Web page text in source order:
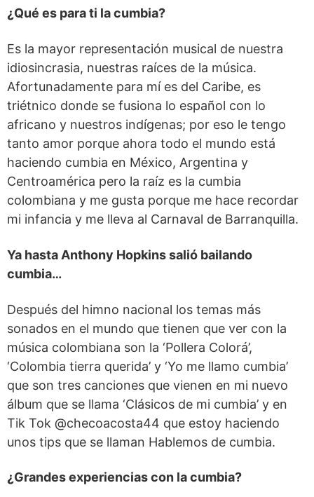
¿Qué es para ti la cumbia?
Es la mayor representación musical de nuestra
idiosincrasia, nuestras raíces de la música.
Afortunadamente para mí es del Caribe, es
triétnico donde se fusiona lo español con lo
africano y nuestros indígenas; por eso le tengo
tanto amor porque ahora todo el mundo está
haciendo cumbia en México, Argentina y
Centroamérica pero la raíz es la cumbia
colombiana y me gusta porque me hace recordar
mi infancia y me lleva al Carnaval de Barranquilla.
Ya hasta Anthony Hopkins salió bailando
cumbia…
Después del himno nacional los temas más
sonados en el mundo que tienen que ver con la
música colombiana son la ‘Pollera Colorá’,
‘Colombia tierra querida’ y ‘Yo me llamo cumbia’
que son tres canciones que vienen en mi nuevo
álbum que se llama ‘Clásicos de mi cumbia’ y en
Tik Tok @checoacosta44 que estoy haciendo
unos tips que se llaman Hablemos de cumbia.
¿Grandes experiencias con la cumbia?